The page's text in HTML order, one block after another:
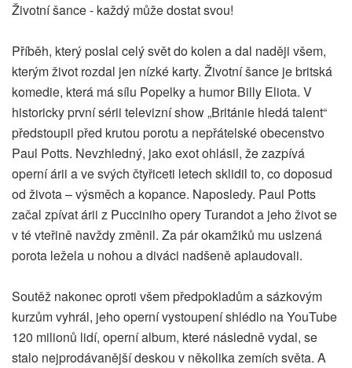
Životní šance - každý může dostat svou!
Příběh, který poslal celý svět do kolen a dal naději všem,
kterým život rozdal jen nízké karty. Životní šance je britská
komedie, která má sílu Popelky a humor Billy Eliota. V
historicky první sérii televizní show „Británie hledá talent“
předstoupil před krutou porotu a nepřátelské obecenstvo
Paul Potts. Nevzhledný, jako exot ohlásil, že zazpívá
operní árii a ve svých čtyřiceti letech sklidil to, co doposud
od života – výsměch a kopance. Naposledy. Paul Potts
začal zpívat árii z Pucciniho opery Turandot a jeho život se
v té vteřině navždy změnil. Za pár okamžiků mu uslzená
porota ležela u nohou a diváci nadšeně aplaudovali.
Soutěž nakonec oproti všem předpokladům a sázkovým
kurzům vyhrál, jeho operní vystoupení shlédlo na YouTube
120 milionů lidí, operní album, které následně vydal, se
stalo nejprodávanější deskou v několika zemích světa. A